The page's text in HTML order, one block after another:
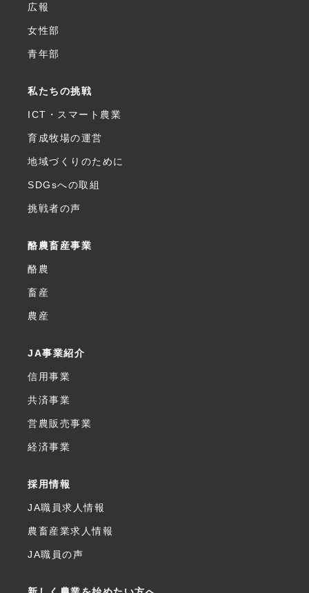
広報
女性部
青年部
私たちの挑戦
ICT・スマート農業
育成牧場の運営
地域づくりのために
SDGsへの取組
挑戦者の声
酪農畜産事業
酪農
畜産
農産
JA事業紹介
信用事業
共済事業
営農販売事業
経済事業
採用情報
JA職員求人情報
農畜産業求人情報
JA職員の声